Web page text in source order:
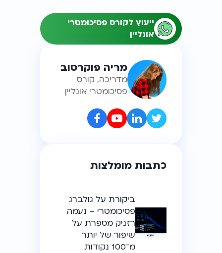
ייעוץ לקורס פסיכומטרי
אונליין
מריה פוקרסוב
מדריכה, קורס
פסיכומטרי אונליין
כתבות מומלצות
ביקורת על גולברג
פסיכומטרי – נעמה
רזניק מספרת על
שיפור של יותר
מ־100 נקודות